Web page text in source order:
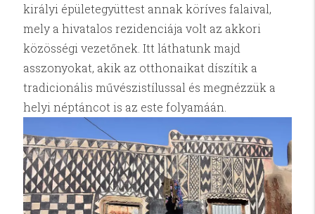
királyi épületegyüttest annak köríves falaival,
mely a hivatalos rezidenciája volt az akkori
közösségi vezetőnek. Itt láthatunk majd
asszonyokat, akik az otthonaikat díszítik a
tradicionális művészistílussal és megnézzük a
helyi néptáncot is az este folyamáán.